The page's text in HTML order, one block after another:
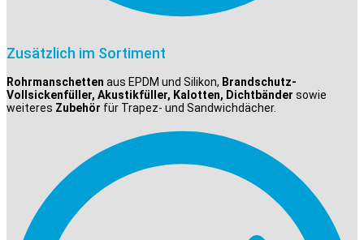
Zusätzlich im Sortiment
Rohrmanschetten aus EPDM und Silikon, Brandschutz-
Vollsickenfüller, Akustikfüller, Kalotten, Dichtbänder sowie
weiteres Zubehör für Trapez- und Sandwichdächer.